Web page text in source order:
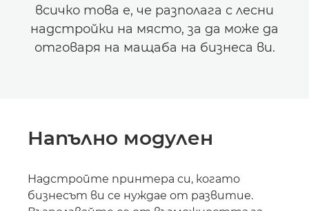
всичко това е, че разполага с лесни
надстройки на място, за да може да
отговаря на мащаба на бизнеса ви.
Напълно модулен
Надстройте принтера си, когато
бизнесът ви се нуждае от развитие.